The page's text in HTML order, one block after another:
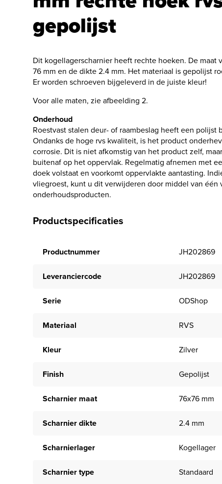
gepolijst
Dit kogellagerscharnier heeft rechte hoeken. De maat
76 mm en de dikte 2.4 mm. Het materiaal is gepolijst
Er worden schroeven bijgeleverd in de juiste kleur!
Voor alle maten, zie afbeelding 2.
Onderhoud
Roestvast stalen deur- of raambeslag heeft een polijst
Ondanks de hoge rvs kwaliteit, is het product
corrosie. Dit is niet afkomstig van het product zelf,
buitenaf op het oppervlak. Regelmatig afnemen met
doek volstaat en voorkomt oppervlakte aantasting.
vliegroest, kunt u dit verwijderen door middel van één
onderhoudsproducten.
Productspecificaties
Productnummer JH202869
Leveranciercode JH202869
Serie ODShop
Materiaal RVS
Kleur Zilver
Finish Gepolijst
Scharnier maat 76x76 mm
Scharnier dikte 2.4 mm
Scharnierlager Kogellager
Scharnier type Standaard